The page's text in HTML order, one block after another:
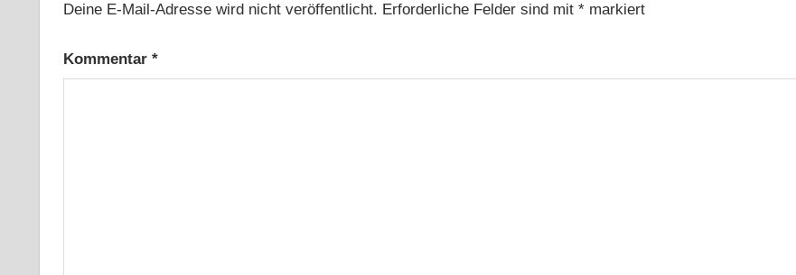
Deine E-Mail-Adresse wird nicht veröffentlicht. Erforderliche Felder sind mit *markiert
Kommentar *